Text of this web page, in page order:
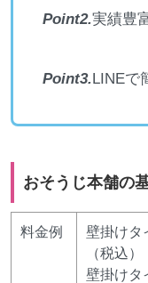
Point2.実績豊
Point3. LINEで
おそうじ本舗の
料金例
壁掛けタ
（税込）
壁掛けタ